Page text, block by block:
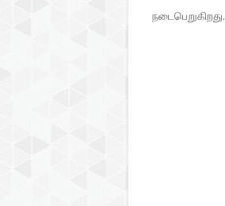
நடைபெறுகிறது.